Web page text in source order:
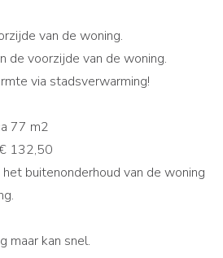
van de woning.
de voorzijde van de woning.
via stadsverwarming!
77 m2
132,50
buitenonderhoud van de woning
maar kan snel.